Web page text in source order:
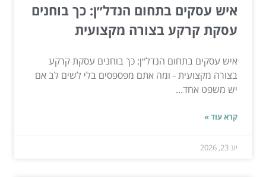
איש עסקים בתחום הנדל״ן: כך בוחנים
עסקת קרקע בצורה מקצועית
איש עסקים בתחום הנדל״ן: כך בוחנים עסקת קרקע
בצורה מקצועית - ומה אתם מפספסים בלי לשים לב אם
יש משפט אחד...
קרא עוד »
יונ 23, 2026